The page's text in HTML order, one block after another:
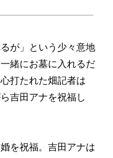
が」という少々意地
緒にお墓に入れるだ
打たれた畑記者は
吉田アナを祝福し
を祝福。吉田アナは